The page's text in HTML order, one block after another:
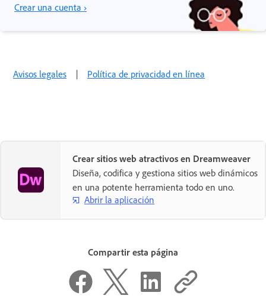
Crear una cuenta ›
Avisos legales | Política de privacidad en línea
Crear sitios web atractivos en Dreamweaver
Diseña, codifica y gestiona sitios web dinámicos
en una potente herramienta todo en uno.
Abrir la aplicación
Compartir esta página